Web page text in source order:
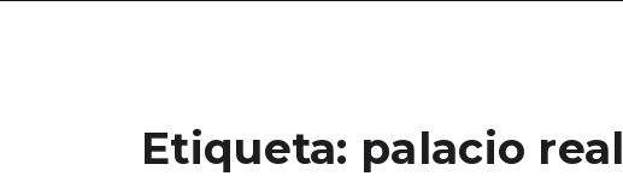
Etiqueta: palacio real